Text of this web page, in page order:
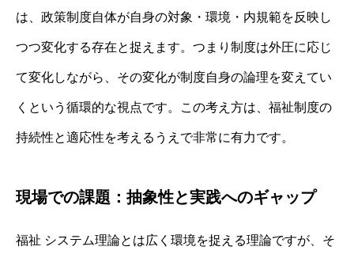
は、政策制度自体が自身の対象・環境・内規範を反映し
つつ変化する存在と捉えます。つまり制度は外圧に応じ
て変化しながら、その変化が制度自身の論理を変えてい
くという循環的な視点です。この考え方は、福祉制度の
持続性と適応性を考えるうえで非常に有力です。
現場での課題：抽象性と実践へのギャップ
福祉 システム理論とは広く環境を捉える理論ですが、そ